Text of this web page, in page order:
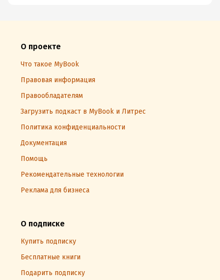
О проекте
Что такое MyBook
Правовая информация
Правообладателям
Загрузить подкаст в MyBook и Литрес
Политика конфиденциальности
Документация
Помощь
Рекомендательные технологии
Реклама для бизнеса
О подписке
Купить подписку
Бесплатные книги
Подарить подписку